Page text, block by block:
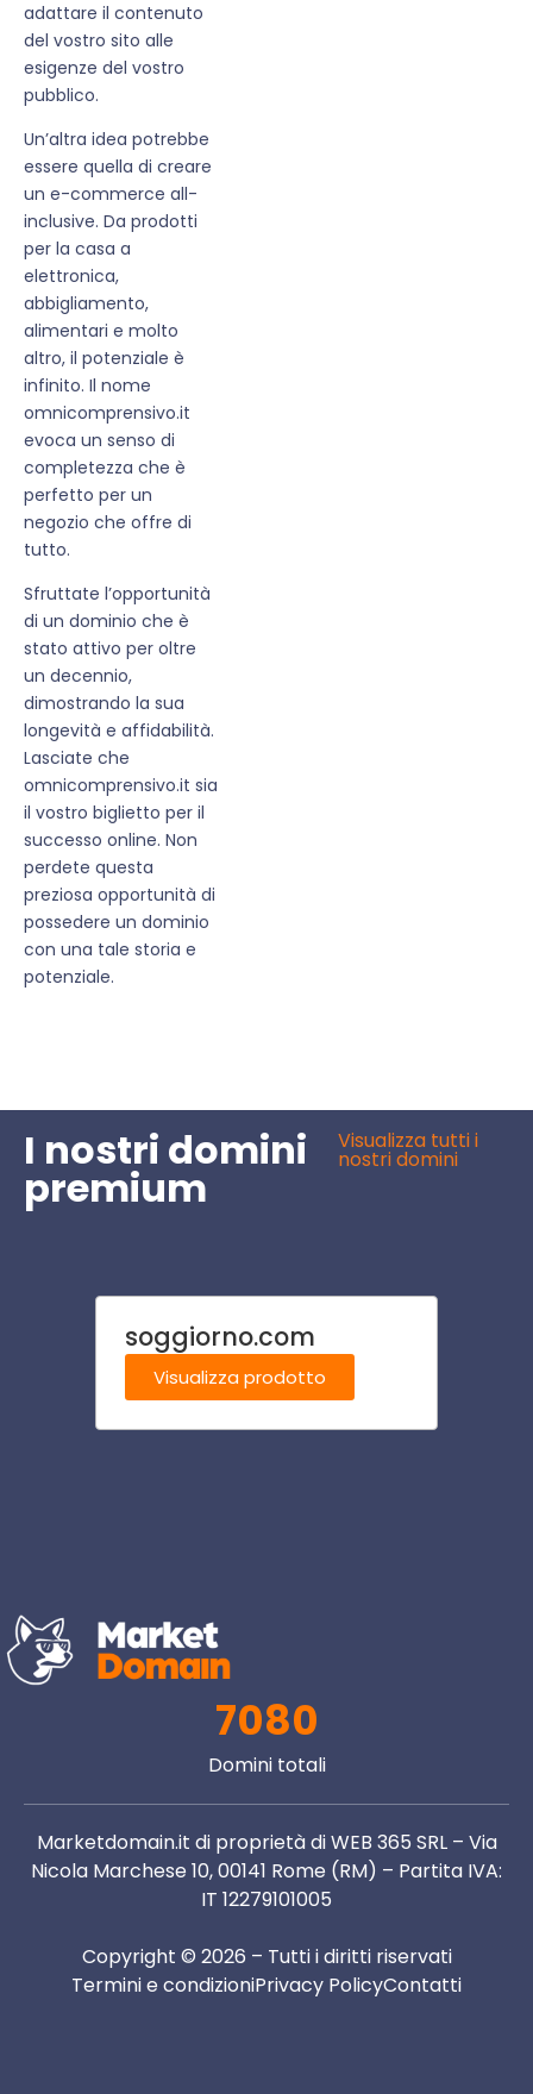
adattare il contenuto
del vostro sito alle
esigenze del vostro
pubblico.
Un’altra idea potrebbe
essere quella di creare
un e-commerce all-
inclusive. Da prodotti
per la casa a
elettronica,
abbigliamento,
alimentari e molto
altro, il potenziale è
infinito. Il nome
omnicomprensivo.it
evoca un senso di
completezza che è
perfetto per un
negozio che offre di
tutto.
Sfruttate l’opportunità
di un dominio che è
stato attivo per oltre
un decennio,
dimostrando la sua
longevità e affidabilità.
Lasciate che
omnicomprensivo.it sia
il vostro biglietto per il
successo online. Non
perdete questa
preziosa opportunità di
possedere un dominio
con una tale storia e
potenziale.
I nostri domini
premium
Visualizza tutti i
nostri domini
soggiorno.com
Visualizza prodotto
7080
Domini totali
Marketdomain.it di proprietà di WEB 365 SRL – Via
Nicola Marchese 10, 00141 Rome (RM) – Partita IVA:
IT 12279101005
Copyright © 2026 – Tutti i diritti riservati
Termini e condizioniPrivacy PolicyContatti